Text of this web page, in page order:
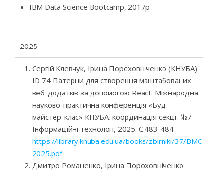
IBM Data Science Bootcamp, 2017р
2025
Сергій Клевчук, Ірина Пороховніченко (КНУБА)
ID 74 Патерни для створення маштабованих
веб-додатків за допомогою React. Міжнародна
науково-практична конференція «Буд-
майстер-клас» КНУБА, координація секції №7
Інформаційні технологі, 2025. С.483-484
https://library.knuba.edu.ua/books/zbirniki/37/BMC-
2025.pdf
Дмитро Романенко, Ірина Пороховніченко